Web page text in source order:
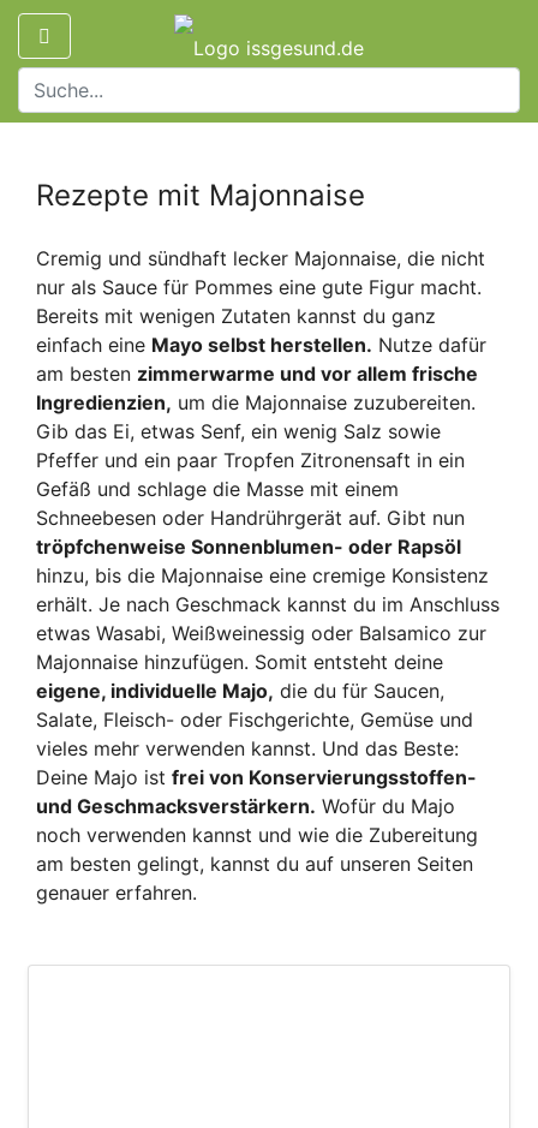
Rezepte mit Majonnaise
Cremig und sündhaft lecker Majonnaise, die nicht
nur als Sauce für Pommes eine gute Figur macht.
Bereits mit wenigen Zutaten kannst du ganz
einfach eine Mayo selbst herstellen. Nutze dafür
am besten zimmerwarme und vor allem frische
Ingredienzien, um die Majonnaise zuzubereiten.
Gib das Ei, etwas Senf, ein wenig Salz sowie
Pfeffer und ein paar Tropfen Zitronensaft in ein
Gefäß und schlage die Masse mit einem
Schneebesen oder Handrührgerät auf. Gibt nun
tröpfchenweise Sonnenblumen- oder Rapsöl
hinzu, bis die Majonnaise eine cremige Konsistenz
erhält. Je nach Geschmack kannst du im Anschluss
etwas Wasabi, Weißweinessig oder Balsamico zur
Majonnaise hinzufügen. Somit entsteht deine
eigene, individuelle Majo, die du für Saucen,
Salate, Fleisch- oder Fischgerichte, Gemüse und
vieles mehr verwenden kannst. Und das Beste:
Deine Majo ist frei von Konservierungsstoffen-
und Geschmacksverstärkern. Wofür du Majo
noch verwenden kannst und wie die Zubereitung
am besten gelingt, kannst du auf unseren Seiten
genauer erfahren.